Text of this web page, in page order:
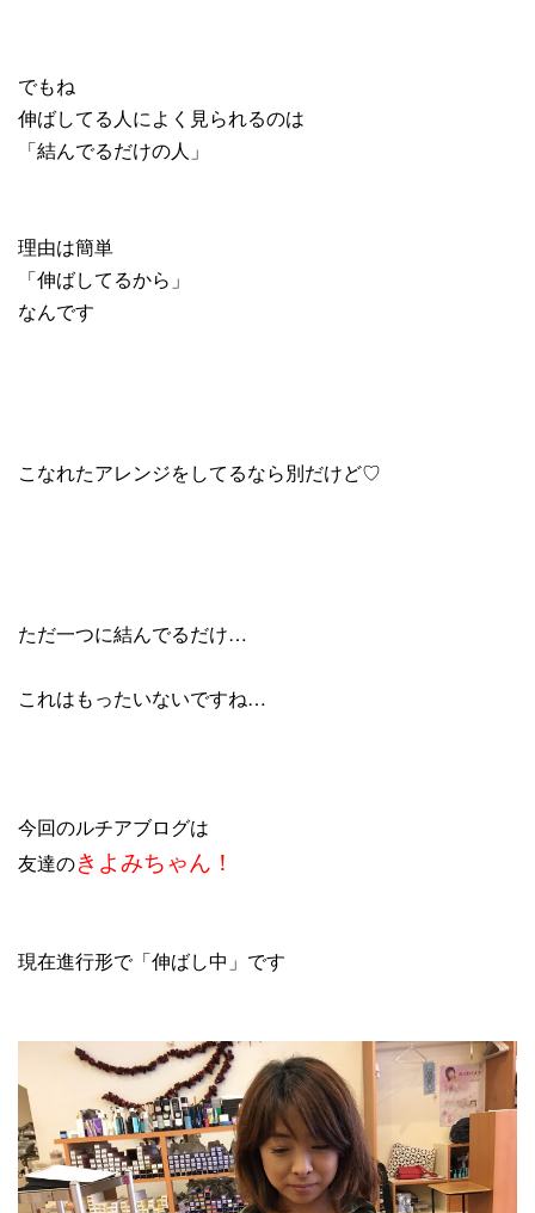
でもね
伸ばしてる人によく見られるのは
「結んでるだけの人」
理由は簡単
「伸ばしてるから」
なんです
こなれたアレンジをしてるなら別だけど♡
ただ一つに結んでるだけ…
これはもったいないですね…
今回のルチアブログは
友達のきよみちゃん！
現在進行形で「伸ばし中」です